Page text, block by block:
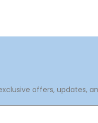
offers, updates,